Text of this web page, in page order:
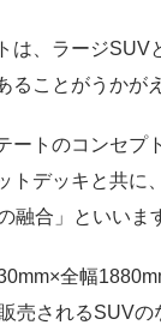
は、ラージSUV
ることがうかが
ートのコンセプ
トデッキと共に
融合」といいま
全幅
売されるSUV